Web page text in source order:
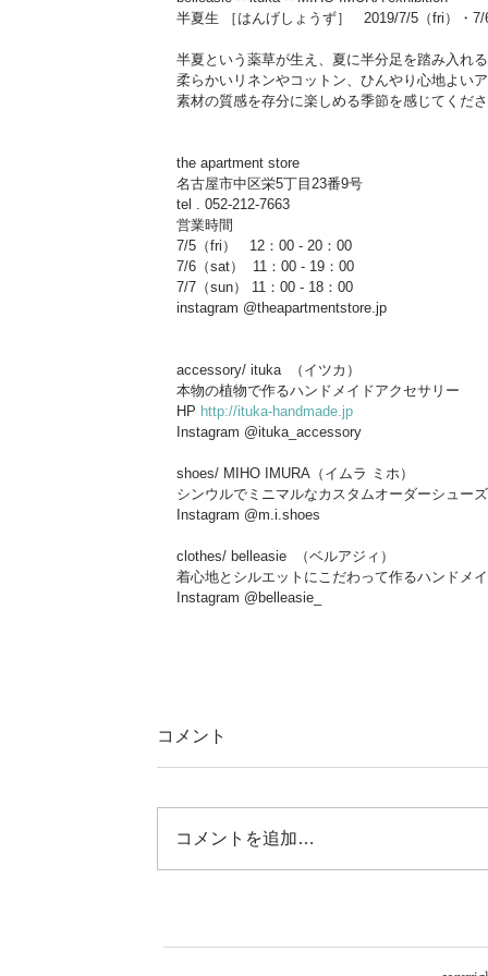
半夏生 ［はんげしょうず］   2019/7/5（fri）・
半夏という薬草が生え、夏に半分足を踏み入れ
柔らかいリネンやコットン、ひんやり心地よい
素材の質感を存分に楽しめる季節を感じてくだ
the apartment store
名古屋市中区栄5丁目23番9号
tel . 052-212-7663
営業時間
7/5（fri）   12：00 - 20：00
7/6（sat）  11：00 - 19：00
7/7（sun） 11：00 - 18：00
instagram @theapartmentstore.jp
accessory/ ituka  （イツカ）
本物の植物で作るハンドメイドアクセサリー
HP http://ituka-handmade.jp
Instagram @ituka_accessory
shoes/ MIHO IMURA（イムラ ミホ）
シンウルでミニマルなカスタムオーダーシューズ
Instagram @m.i.shoes
clothes/ belleasie  （ベルアジィ）
着心地とシルエットにこだわって作るハンドメ
Instagram @belleasie_
コメント
コメントを追加…